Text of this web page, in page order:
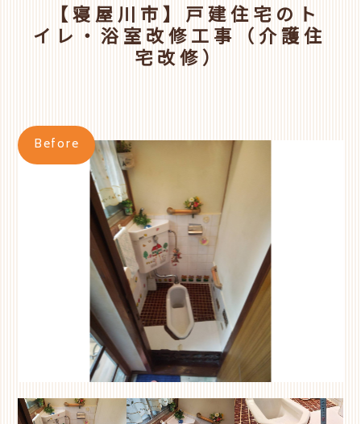
【寝屋川市】戸建住宅のト
イレ・浴室改修工事（介護住
宅改修）
Before